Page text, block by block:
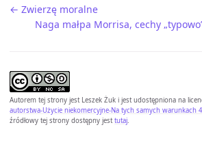
← Zwierzę moralne
Naga małpa Morrisa, cechy
Autorem tej strony jest Leszek Żuk i jest udostępniona na
autorstwa-Użycie niekomercyjne-Na tych samych warunkach
źródłowy tej strony dostępny jesttutaj.